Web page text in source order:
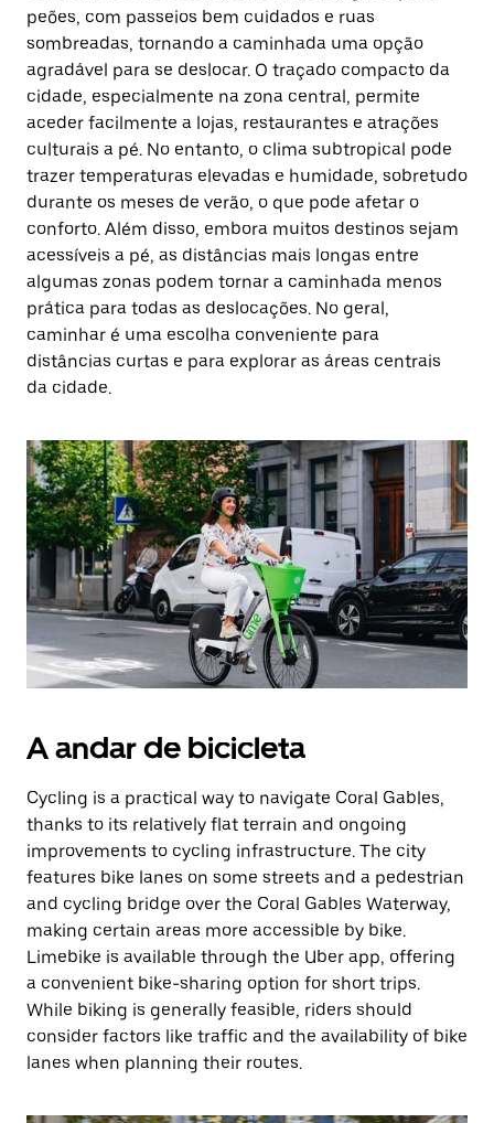
peões, com passeios bem cuidados e ruas
sombreadas, tornando a caminhada uma opção
agradável para se deslocar. O traçado compacto da
cidade, especialmente na zona central, permite
aceder facilmente a lojas, restaurantes e atrações
culturais a pé. No entanto, o clima subtropical pode
trazer temperaturas elevadas e humidade, sobretudo
durante os meses de verão, o que pode afetar o
conforto. Além disso, embora muitos destinos sejam
acessíveis a pé, as distâncias mais longas entre
algumas zonas podem tornar a caminhada menos
prática para todas as deslocações. No geral,
caminhar é uma escolha conveniente para
distâncias curtas e para explorar as áreas centrais
da cidade.
A andar de bicicleta
Cycling is a practical way to navigate Coral Gables,
thanks to its relatively flat terrain and ongoing
improvements to cycling infrastructure. The city
features bike lanes on some streets and a pedestrian
and cycling bridge over the Coral Gables Waterway,
making certain areas more accessible by bike.
Limebike is available through the Uber app, offering
a convenient bike-sharing option for short trips.
While biking is generally feasible, riders should
consider factors like traffic and the availability of bike
lanes when planning their routes.